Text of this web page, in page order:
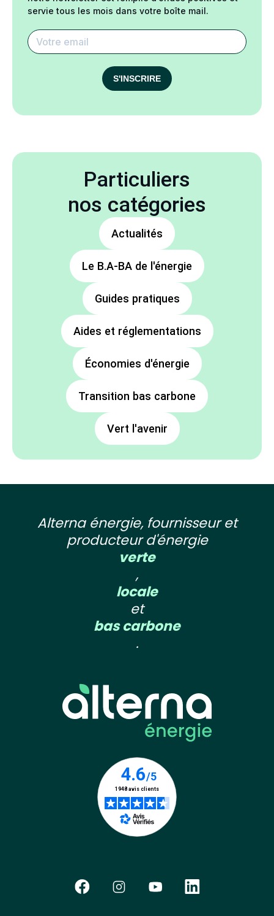
servie tous les mois dans votre boîte mail.
S'INSCRIRE
Particuliers
nos catégories
Actualités
Le B.A-BA de l'énergie
Guides pratiques
Aides et réglementations
Économies d'énergie
Transition bas carbone
Vert l'avenir
Alterna énergie, fournisseur et
producteur d'énergie
verte
,
locale
et
bas carbone
.